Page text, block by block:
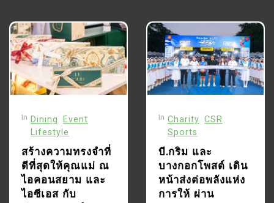
Nurses สนับสนุนนักเรียน
พยาบาล และสมทบทุน “ทุน
การศึกษาสมเด็จย่า 90”
July 21, 2026 0 18 words
3
LEPAS Thailand เดินหน้า
ขยายเครือข่ายทั่วประเทศ
เปิด “LEPAS MK
รามอินทรา” ต้นแบบโชว์รูม
และศูนย์บริการมาตรฐาน
July 15, 2026 0 47 words
ประกาศจัดงาน Best of
the Best 2026 สานต่อ
มาตรฐานแห่งความเป็นที่สุด
ของโลกลักชัวรีใน
ประเทศไทย
July 8, 2026 0 96 words
บี.กริม ผนึกกำลังครั้งสำคัญ
“บี.กริม ไอเน็ต” พัฒนา
โครงสร้างพื้นฐานดิจิทัล
และแพลตฟอร์มเทคโนโลยี
ครบวงจรรายแรก มุ่งสู่
In Dining
Event
Lifestyle
สร้างความทรงจำที่
ดีที่สุดให้คุณแม่ ณ
ไอคอนสยาม และ
ไอซีเอส กับ
In Charity CSR
Sports
บี.กริม และ
บางกอกโพสต์ เดิน
หน้าส่งต่อพลังแห่ง
การให้ ผ่าน